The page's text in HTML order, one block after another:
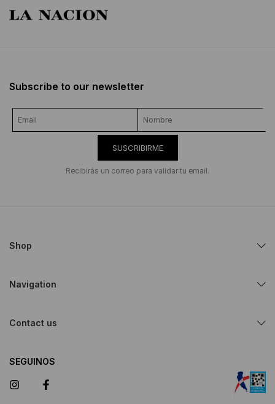
Subscribe to our newsletter
SUSCRIBIRME
Recibirás un correo para validar tu email.
Shop
Navigation
Contact us
SEGUINOS